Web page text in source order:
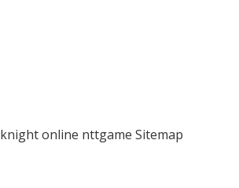
knight online nttgame Sitemap